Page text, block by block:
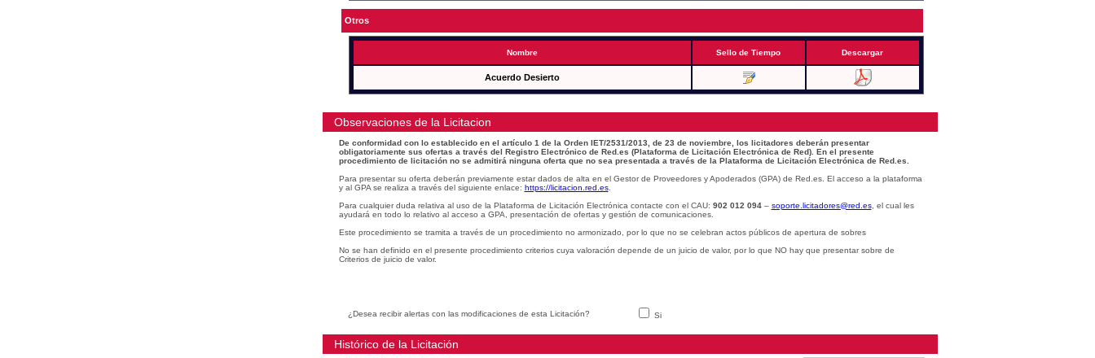
Otros
Nombre Sello de Tiempo Descargar
Acuerdo Desierto
Observaciones de la Licitacion
De conformidad con lo establecido en el artículo 1 de la Orden IET/2531/2013, de 23 de noviembre, los licitadores deberán presentar
obligatoriamente sus ofertas a través del Registro Electrónico de Red.es (Plataforma de Licitación Electrónica de Red). En el presente
procedimiento de licitación no se admitirá ninguna oferta que no sea presentada a través de la Plataforma de Licitación Electrónica de Red.es.
Para presentar su oferta deberán previamente estar dados de alta en el Gestor de Proveedores y Apoderados (GPA) de Red.es. El acceso a la plataforma
y al GPA se realiza a través del siguiente enlace: https://licitacion.red.es.
Para cualquier duda relativa al uso de la Plataforma de Licitación Electrónica contacte con el CAU: 902 012 094– soporte.licitadores@red.es, el cual les
ayudará en todo lo relativo al acceso a GPA, presentación de ofertas y gestión de comunicaciones.
Este procedimiento se tramita a través de un procedimiento no armonizado, por lo que no se celebran actos públicos de apertura de sobres
No se han definido en el presente procedimiento criterios cuya valoración depende de un juicio de valor, por lo que NO hay que presentar sobre de
Criterios de juicio de valor.
¿Desea recibir alertas con las modificaciones de esta Licitación? Si
Histórico de la Licitación